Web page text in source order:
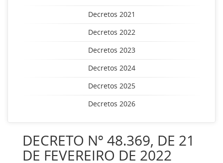
Decretos 2021
Decretos 2022
Decretos 2023
Decretos 2024
Decretos 2025
Decretos 2026
DECRETO Nº 48.369, DE 21
DE FEVEREIRO DE 2022